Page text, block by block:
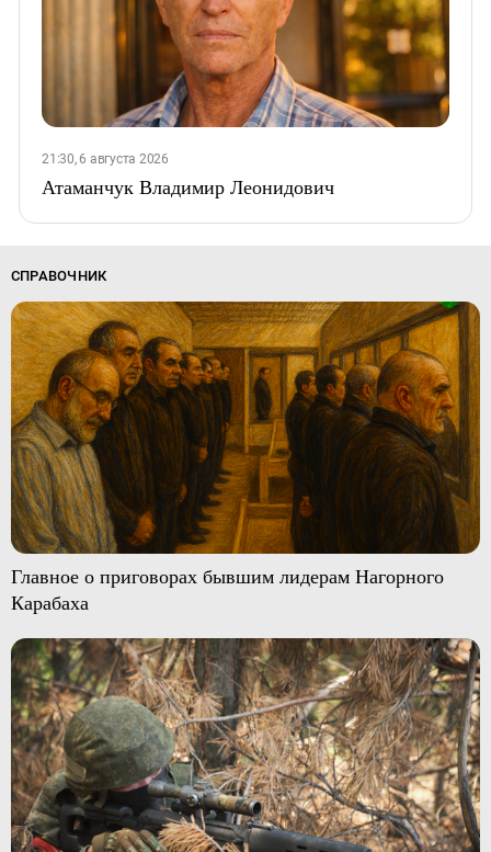
21:30, 6 августа 2026
Атаманчук Владимир Леонидович
СПРАВОЧНИК
Главное о приговорах бывшим лидерам Нагорного
Карабаха